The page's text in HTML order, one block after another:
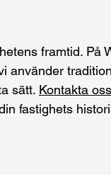
framtid. På
använder
sätt. Kontakta oss
fastighets